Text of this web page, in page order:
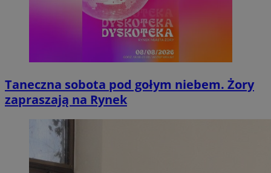
Taneczna sobota pod gołym niebem. Żory
zapraszają na Rynek